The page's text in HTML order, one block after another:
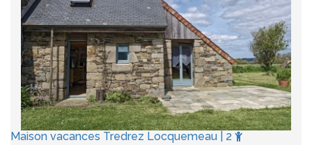
Maison vacances Tredrez Locquemeau | 2